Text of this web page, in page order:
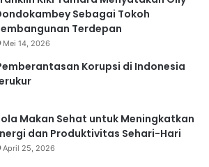
Sebagai Tokoh
Terdepan
Mei 14, 2026
Korupsi di Indonesia
Makan Sehat untuk Meningkatkan
dan Produktivitas Sehari-Hari
April 25, 2026